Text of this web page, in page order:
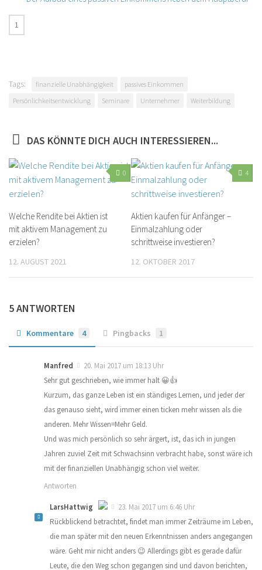
Tags: finanzielle Unabhängigkeit
passives Einkommen
Persönlichkeitsentwicklung
Seminare Unternehmer Weiterbildung
DAS KÖNNTE DICH AUCH INTERESSIEREN...
0
Welche Rendite bei Aktien ist
mit aktivem Management zu
erzielen?
12. AUGUST 2021
4
Aktien kaufen für Anfänger –
Einmalzahlung oder
schrittweise investieren?
12. OKTOBER 2017
5 ANTWORTEN
Kommentare 4 Pingbacks 1
Manfred
20. Mai 2017 um 18:13 Uhr
Sehr gut geschrieben, wie immer halt 😀👍
Kurzum, das ganze Leben ist ein ständiges Lernen, und jeder der
das genauso sieht, wird immer einen ticken mehr wissen als die
anderen. Mehr Wissen=Mehr Geld.
Und was mich persönlich so sehr ärgert, ist, das ich in jungen
Jahren zuviel Zeit mit Schwachsinn verbracht habe, sonst wäre ich
mit der finanziellen Unabhängig schon viel weiter.
Antworten
LarsHattwig
Das „Echte-Person“-Abzeichen!
23. Mai 2017 um 6:46 Uhr
Rückblickend betrachtet, findet man immer Zeiträume im Leben,
die man später mit den neuen Erkenntnissen anders angegangen
wäre. Geht mir nicht anders 😉 Allerdings gibt es gerade dafür
Leute, die den Weg schon gegangen sind und davon berichten,